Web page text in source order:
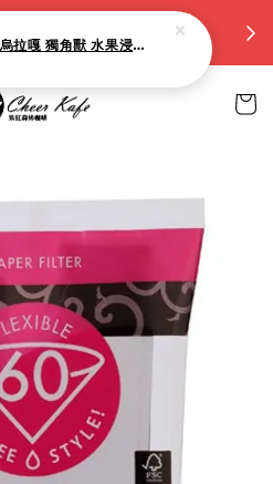
滿5件九折。滿10件八折
買越省
衣索比亞 谷吉 烏拉嘎 獨角獸 水果浸漬(淺焙)-10入